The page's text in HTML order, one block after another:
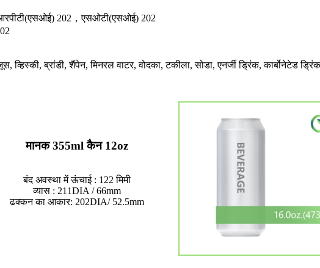
202，एसओटी(एसओई) 202
व्हिस्की, ब्रांडी, शैंपेन, मिनरल वाटर, वोदका, टकीला, सोडा, एनर्जी ड्रिंक, कार्बोनेटेड
मानक 355ml कैन 12oz
बंद अवस्था में ऊंचाई : 122 मिमी
व्यास : 211DIA / 66mm
ढक्कन का आकार: 202DIA/ 52.5mm